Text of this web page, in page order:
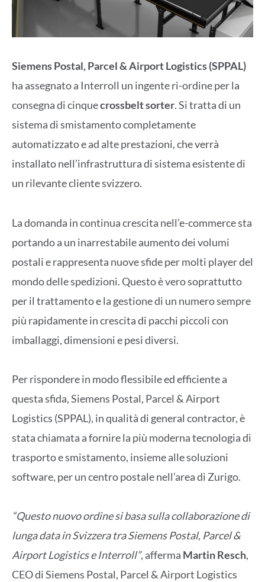
Siemens Postal, Parcel & Airport Logistics (SPPAL)
ha assegnato a Interroll un ingente ri-ordine per la
consegna di cinquecrossbelt sorter. Si tratta di un
sistema di smistamento completamente
automatizzato e ad alte prestazioni, che verrà
installato nell’infrastruttura di sistema esistente di
un rilevante cliente svizzero.
La domanda in continua crescita nell’e-commerce sta
portando a un inarrestabile aumento dei volumi
postali e rappresenta nuove sfide per molti player del
mondo delle spedizioni. Questo è vero soprattutto
per il trattamento e la gestione di un numero sempre
più rapidamente in crescita di pacchi piccoli con
imballaggi, dimensioni e pesi diversi.
Per rispondere in modo flessibile ed efficiente a
questa sfida, Siemens Postal, Parcel & Airport
Logistics (SPPAL), in qualità di general contractor, è
stata chiamata a fornire la più moderna tecnologia di
trasporto e smistamento, insieme alle soluzioni
software, per un centro postale nell’area di Zurigo.
“Questo nuovo ordine si basa sulla collaborazione di
lunga data in Svizzera tra Siemens Postal, Parcel &
Airport Logistics e Interroll”, afferma Martin Resch,
CEO di Siemens Postal, Parcel & Airport Logistics